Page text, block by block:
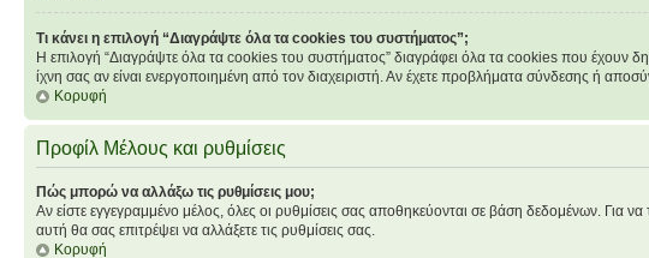
Τι κάνει η επιλογή “Διαγράψτε όλα τα cookies του συστήματος”;
Η επιλογή “Διαγράψτε όλα τα cookies του συστήματος” διαγράφει όλα τα cookies που έχουν
ίχνη σας αν είναι ενεργοποιημένη από τον διαχειριστή. Αν έχετε προβλήματα σύνδεσης ή
Κορυφή
Προφίλ Μέλους και ρυθμίσεις
Πώς μπορώ να αλλάξω τις ρυθμίσεις μου;
Αν είστε εγγεγραμμένο μέλος, όλες οι ρυθμίσεις σας αποθηκεύονται σε βάση δεδομένων. Για
αυτή θα σας επιτρέψει να αλλάξετε τις ρυθμίσεις σας.
Κορυφή